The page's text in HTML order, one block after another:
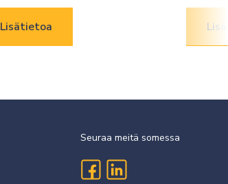
Lisätietoa
Seuraa meitä somessa